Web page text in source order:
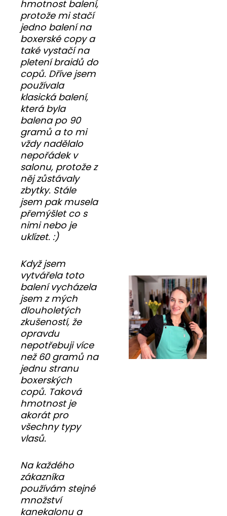
hmotnost balení,
protože mi stačí
jedno balení na
boxerské copy a
také vystačí na
pletení braidů do
copů. Dříve jsem
používala
klasická balení,
která byla
balena po 90
gramů a to mi
vždy nadělalo
nepořádek v
salonu, protože z
něj zůstávaly
zbytky. Stále
jsem pak musela
přemýšlet co s
nimi nebo je
uklízet. :)
Když jsem
vytvářela toto
balení vycházela
jsem z mých
dlouholetých
zkušeností, že
opravdu
nepotřebuji více
než 60 gramů na
jednu stranu
boxerských
copů. Taková
hmotnost je
akorát pro
všechny typy
vlasů.
Na každého
zákazníka
používám stejné
množství
kanekalonu a